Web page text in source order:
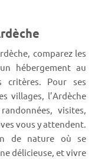
comparez les
hébergement au
Pour ses
villages, l’Ardèche
visites,
vous y attendent.
de nature où se
délicieuse, et vivre